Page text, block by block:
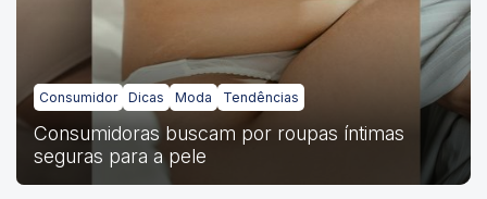
Consumidor Dicas Moda Tendências
Consumidoras buscam por roupas íntimas
seguras para a pele